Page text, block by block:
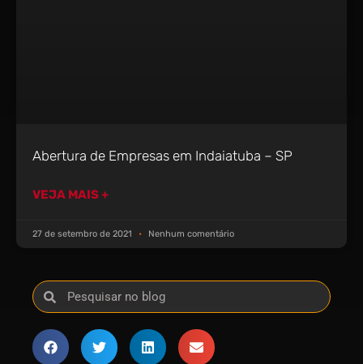
Abertura de Empresas em Indaiatuba – SP
VEJA MAIS +
27 de setembro de 2021 Nenhum comentário